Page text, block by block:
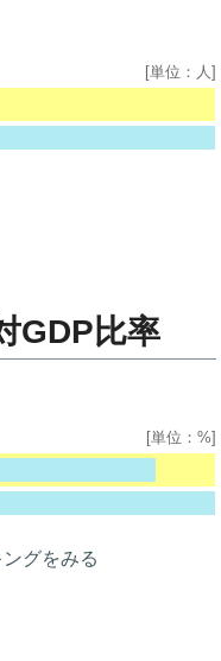
[単位：人]
GDP比率
[単位：%]
グをみる